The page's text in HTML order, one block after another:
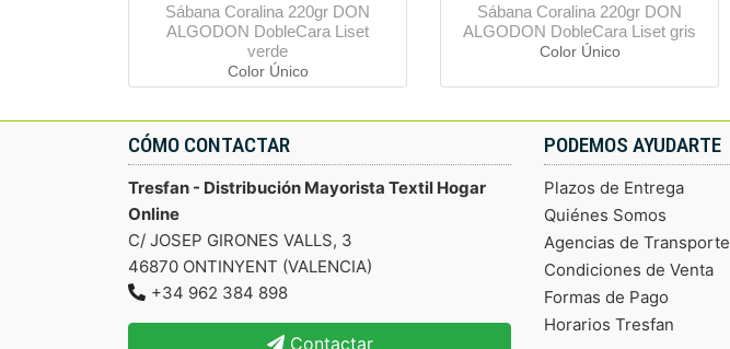
Sábana Coralina 220gr DON
ALGODON DobleCara Liset
verde
Color Único
Sábana Coralina 220gr DON
ALGODON DobleCara Liset gris
Color Único
CÓMO CONTACTAR
Tresfan - Distribución Mayorista Textil Hogar
Online
C/ JOSEP GIRONES VALLS, 3
46870 ONTINYENT (VALENCIA)
+34 962 384 898
Contactar
PODEMOS AYUDARTE
Plazos de Entrega
Quiénes Somos
Agencias de Transporte
Condiciones de Venta
Formas de Pago
Horarios Tresfan